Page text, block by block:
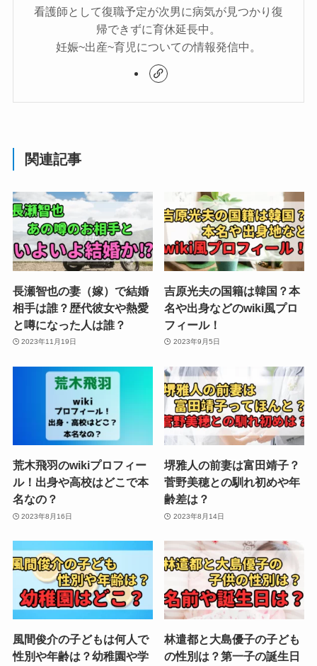
看護師として復職予定が次男に病気が見つかり復
帰できずに育休延長中。
妊娠~出産~育児についての情報発信中。
関連記事
長瀬智也の妻（嫁）で結婚
相手は誰？歴代彼女や熱愛
と噂になった人は誰？
2023年11月19日
吉原光夫の国籍は韓国？本
名や出身などのwiki風プロ
フィール！
2023年9月5日
荒木飛羽のwikiプロフィー
ル！出身や高校はどこで本
名なの？
2023年8月16日
堺雅人の前妻は富田靖子？
菅野美穂との馴れ初めや年
齢差は？
2023年8月14日
風間俊介の子どもは何人で
性別や年齢は？幼稚園や学
林遣都と大島優子の子ども
の性別は？第一子の誕生日